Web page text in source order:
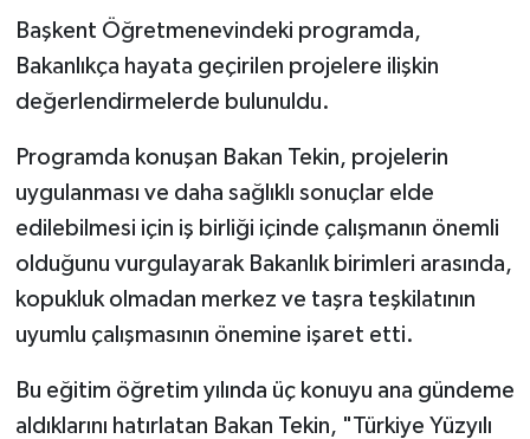
Başkent Öğretmenevindeki programda,
Bakanlıkça hayata geçirilen projelere ilişkin
değerlendirmelerde bulunuldu.
Programda konuşan Bakan Tekin, projelerin
uygulanması ve daha sağlıklı sonuçlar elde
edilebilmesi için iş birliği içinde çalışmanın önemli
olduğunu vurgulayarak Bakanlık birimleri arasında,
kopukluk olmadan merkez ve taşra teşkilatının
uyumlu çalışmasının önemine işaret etti.
Bu eğitim öğretim yılında üç konuyu ana gündeme
aldıklarını hatırlatan Bakan Tekin, "Türkiye Yüzyılı